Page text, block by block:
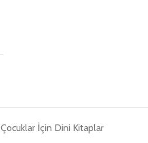
Çocuklar İçin Dini Kitaplar